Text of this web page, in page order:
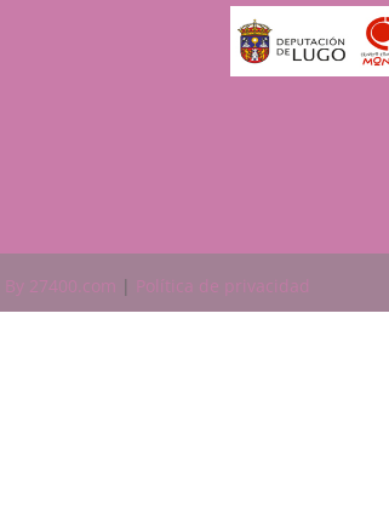
By 27400.com | Política de privacidad